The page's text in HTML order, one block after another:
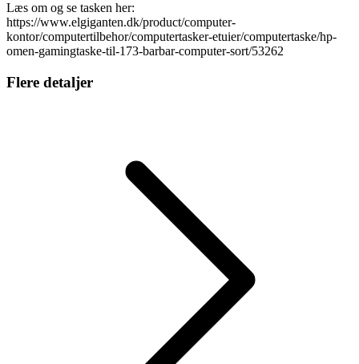
Læs om og se tasken her:
https://www.elgiganten.dk/product/computer-
kontor/computertilbehor/computertasker-etuier/computertaske/hp-
omen-gamingtaske-til-173-barbar-computer-sort/53262
Flere detaljer